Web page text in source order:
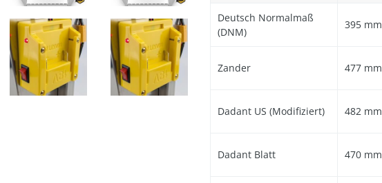
Deutsch Normalmaß
(DNM)
395 mm
Zander 477 mm
Dadant US (Modifiziert) 482 mm
Dadant Blatt 470 mm